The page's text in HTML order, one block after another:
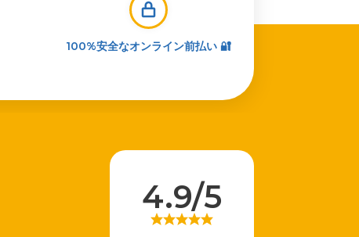
100%安全なオンライン前払い 🔐
4.9/5